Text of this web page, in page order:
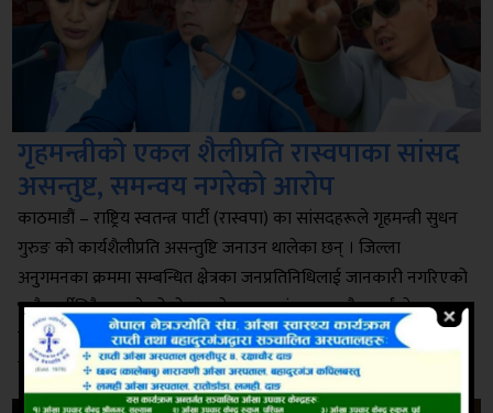
गृहमन्त्रीको एकल शैलीप्रति रास्वपाका सांसद
असन्तुष्ट, समन्वय नगरेको आरोप
काठमाडौं – राष्ट्रिय स्वतन्त्र पार्टी (रास्वपा) का सांसदहरूले गृहमन्त्री सुधन
गुरुङ को कार्यशैलीप्रति असन्तुष्टि जनाउन थालेका छन् । जिल्ला
अनुगमनका क्रममा सम्बन्धित क्षेत्रका जनप्रतिनिधिलाई जानकारी नगरिएको
भन्दै पार्टीभित्रै प्रश्न उठेको हो । काभ्रे–१ का सांसद मधु चौलागाईं ले
प्रधानमन्त्री बालेन्द्र शाह सँगको छलफल तथा संसदीय दलको बैठकमा
गृहमन्त्रीको शैलीको आलोचना गरेका छन् । त्यस्तै धादिङ–१ […]